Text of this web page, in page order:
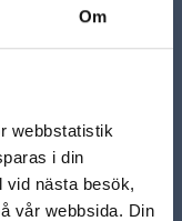
Om
webbstatistik
i din
vid nästa besök,
vår webbsida. Din
fel